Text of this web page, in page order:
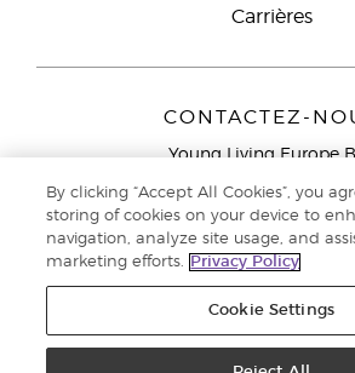
Carrières
CONTACTEZ-
Young Living Europe
9727 AJ Groningen
Service réservé aux Partenaires de la
791
By clicking “Accept All Cookies”, you
storing of cookies on your device to
navigation, analyze site usage, and
marketing efforts.
Privacy Policy
Cookie Settings